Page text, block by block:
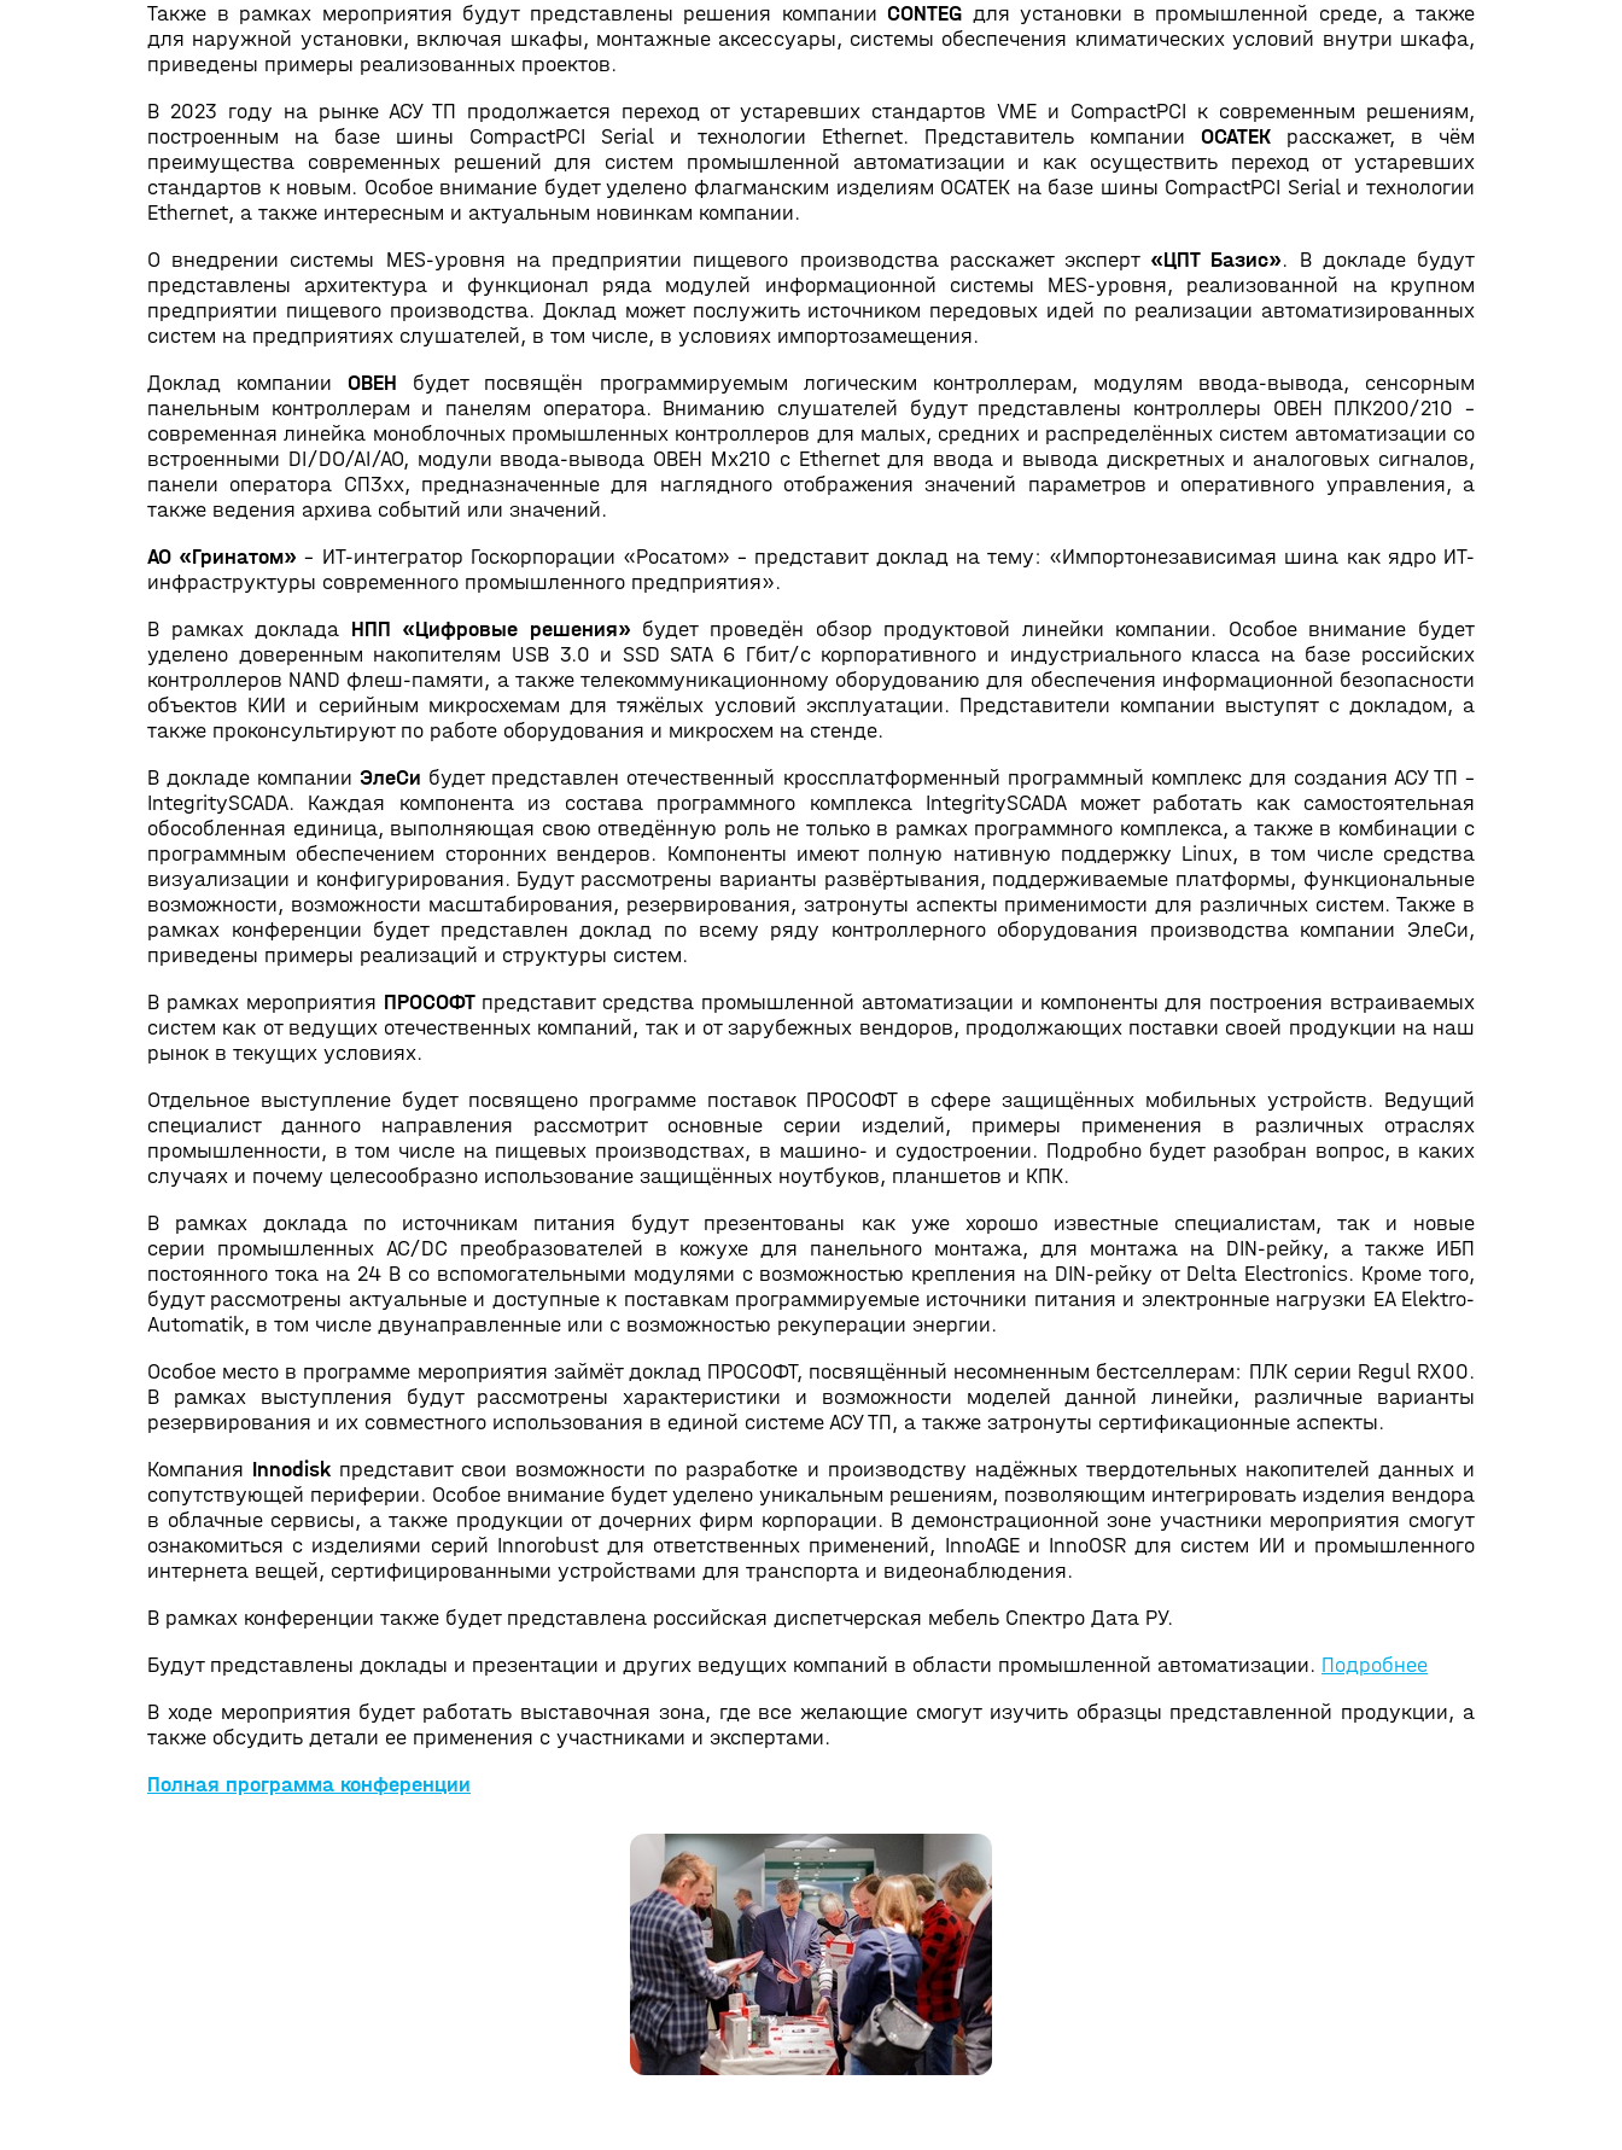
Также в рамках мероприятия будут представлены решения компании CONTEG для установки в промышленной среде, а также
для наружной установки, включая шкафы, монтажные аксессуары, системы обеспечения климатических условий внутри шкафа,
приведены примеры реализованных проектов.
В 2023 году на рынке АСУ ТП продолжается переход от устаревших стандартов VME и CompactPCI к современным решениям,
построенным на базе шины CompactPCI Serial и технологии Ethernet. Представитель компании ОСАТЕК расскажет, в чём
преимущества современных решений для систем промышленной автоматизации и как осуществить переход от устаревших
стандартов к новым. Особое внимание будет уделено флагманским изделиям ОСАТЕК на базе шины CompactPCI Serial и технологии
Ethernet, а также интересным и актуальным новинкам компании.
О внедрении системы MES-уровня на предприятии пищевого производства расскажет эксперт «ЦПТ Базис». В докладе будут
представлены архитектура и функционал ряда модулей информационной системы MES-уровня, реализованной на крупном
предприятии пищевого производства. Доклад может послужить источником передовых идей по реализации автоматизированных
систем на предприятиях слушателей, в том числе, в условиях импортозамещения.
Доклад компании ОВЕН будет посвящён программируемым логическим контроллерам, модулям ввода-вывода, сенсорным
панельным контроллерам и панелям оператора. Вниманию слушателей будут представлены контроллеры ОВЕН ПЛК200/210 –
современная линейка моноблочных промышленных контроллеров для малых, средних и распределённых систем автоматизации со
встроенными DI/DO/AI/AO, модули ввода-вывода ОВЕН Мх210 с Ethernet для ввода и вывода дискретных и аналоговых сигналов,
панели оператора СП3хх, предназначенные для наглядного отображения значений параметров и оперативного управления, а
также ведения архива событий или значений.
АО «Гринатом» – ИТ-интегратор Госкорпорации «Росатом» – представит доклад на тему: «Импортонезависимая шина как ядро ИТ-
инфраструктуры современного промышленного предприятия».
В рамках доклада НПП «Цифровые решения» будет проведён обзор продуктовой линейки компании. Особое внимание будет
уделено доверенным накопителям USB 3.0 и SSD SATA 6 Гбит/c корпоративного и индустриального класса на базе российских
контроллеров NAND флеш-памяти, а также телекоммуникационному оборудованию для обеспечения информационной безопасности
объектов КИИ и серийным микросхемам для тяжёлых условий эксплуатации. Представители компании выступят с докладом, а
также проконсультируют по работе оборудования и микросхем на стенде.
В докладе компанииЭлеСи будет представлен отечественный кроссплатформенный программный комплекс для создания АСУ ТП –
IntegritySCADA. Каждая компонента из состава программного комплекса IntegritySCADA может работать как самостоятельная
обособленная единица, выполняющая свою отведённую роль не только в рамках программного комплекса, а также в комбинации с
программным обеспечением сторонних вендеров. Компоненты имеют полную нативную поддержку Linux, в том числе средства
визуализации и конфигурирования. Будут рассмотрены варианты развёртывания, поддерживаемые платформы, функциональные
возможности, возможности масштабирования, резервирования, затронуты аспекты применимости для различных систем. Также в
рамках конференции будет представлен доклад по всему ряду контроллерного оборудования производства компании ЭлеСи,
приведены примеры реализаций и структуры систем.
В рамках мероприятия ПРОСОФТпредставит средства промышленной автоматизации и компоненты для построения встраиваемых
систем как от ведущих отечественных компаний, так и от зарубежных вендоров, продолжающих поставки своей продукции на наш
рынок в текущих условиях.
Отдельное выступление будет посвящено программе поставок ПРОСОФТ в сфере защищённых мобильных устройств. Ведущий
специалист данного направления рассмотрит основные серии изделий, примеры применения в различных отраслях
промышленности, в том числе на пищевых производствах, в машино- и судостроении. Подробно будет разобран вопрос, в каких
случаях и почему целесообразно использование защищённых ноутбуков, планшетов и КПК.
В рамках доклада по источникам питания будут презентованы как уже хорошо известные специалистам, так и новые
серии промышленных AC/DC преобразователей в кожухе для панельного монтажа, для монтажа на DIN-рейку, а также ИБП
постоянного тока на 24 В со вспомогательными модулями с возможностью крепления на DIN-рейку от Delta Electronics. Кроме того,
будут рассмотрены актуальные и доступные к поставкам программируемые источники питания и электронные нагрузки EA Elektro-
Automatik, в том числе двунаправленные или с возможностью рекуперации энергии.
Особое место в программе мероприятия займёт доклад ПРОСОФТ, посвящённый несомненным бестселлерам: ПЛК серии Regul RX00.
В рамках выступления будут рассмотрены характеристики и возможности моделей данной линейки, различные варианты
резервирования и их совместного использования в единой системе АСУ ТП, а также затронуты сертификационные аспекты.
Компания Innodisk представит свои возможности по разработке и производству надёжных твердотельных накопителей данных и
сопутствующей периферии. Особое внимание будет уделено уникальным решениям, позволяющим интегрировать изделия вендора
в облачные сервисы, а также продукции от дочерних фирм корпорации. В демонстрационной зоне участники мероприятия смогут
ознакомиться с изделиями серий Innorobust для ответственных применений, InnoAGE и InnoOSR для систем ИИ и промышленного
интернета вещей, сертифицированными устройствами для транспорта и видеонаблюдения.
В рамках конференции также будет представлена российская диспетчерская мебель Спектро Дата РУ.
Будут представлены доклады и презентации и других ведущих компаний в области промышленной автоматизации. Подробнее
В ходе мероприятия будет работать выставочная зона, где все желающие смогут изучить образцы представленной продукции, а
также обсудить детали ее применения с участниками и экспертами.
Полная программа конференции